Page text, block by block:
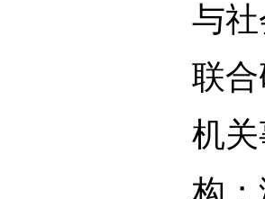
与
联
机